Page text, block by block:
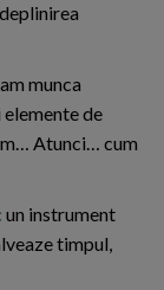
munca
de
Atunci… cum
un instrument
timpul,